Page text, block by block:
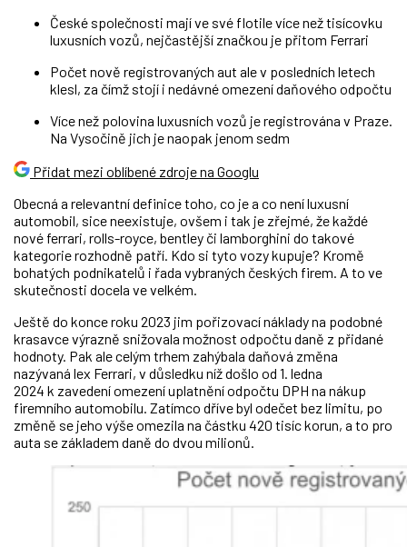
České společnosti mají ve své flotile více než tisícovku
luxusních vozů, nejčastější značkou je přitom Ferrari
Počet nově registrovaných aut ale v posledních letech
klesl, za čímž stojí i nedávné omezení daňového odpočtu
Více než polovina luxusních vozů je registrována v Praze.
Na Vysočině jich je naopak jenom sedm
Přidat mezi oblíbené zdroje na Googlu
Obecná a relevantní definice toho, co je a co není luxusní
automobil, sice neexistuje, ovšem i tak je zřejmé, že každé
nové ferrari, rolls-royce, bentley či lamborghini do takové
kategorie rozhodně patří. Kdo si tyto vozy kupuje? Kromě
bohatých podnikatelů i řada vybraných českých firem. A to ve
skutečnosti docela ve velkém.
Ještě do konce roku 2023 jim pořizovací náklady na podobné
krasavce výrazně snižovala možnost odpočtu daně z přidané
hodnoty. Pak ale celým trhem zahýbala daňová změna
nazývaná lex Ferrari, v důsledku níž došlo od 1. ledna
2024 k zavedení omezení uplatnění odpočtu DPH na nákup
firemního automobilu. Zatímco dříve byl odečet bez limitu, po
změně se jeho výše omezila na částku 420 tisíc korun, a to pro
auta se základem daně do dvou milionů.